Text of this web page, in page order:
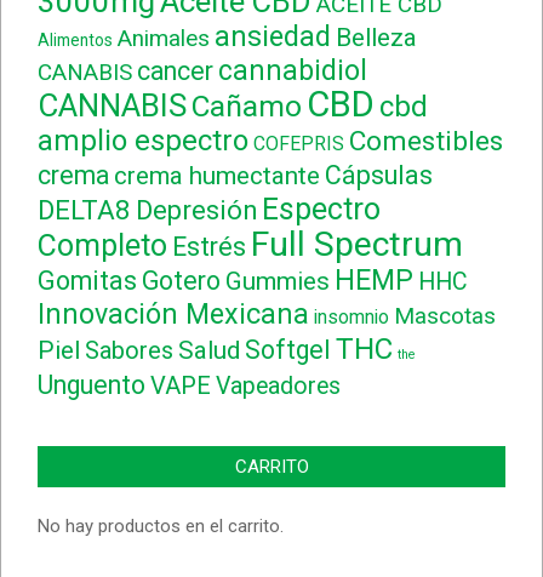
Alimentos Animales ansiedad Belleza
CANABIS cancer cannabidiol
CANNABISCañamo CBD cbd
amplio espectro COFEPRIS Comestibles
crema crema humectante Cápsulas
DELTA8 Depresión Espectro
Completo Estrés Full Spectrum
Gomitas Gotero Gummies HEMP HHC
Innovación Mexicana insomnio Mascotas
Piel Sabores Salud Softgel THC the
Unguento VAPE Vapeadores
CARRITO
No hay productos en el carrito.